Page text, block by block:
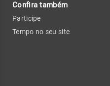
Confira também
Participe
Tempo no seu site